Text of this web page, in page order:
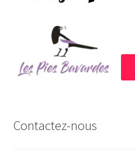
Contactez-nous